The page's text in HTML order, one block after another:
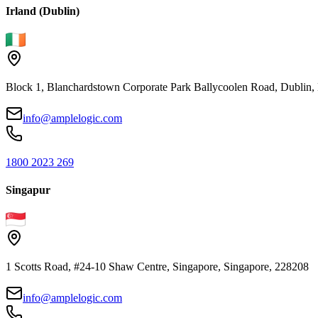
Irland (Dublin)
Block 1, Blanchardstown Corporate Park Ballycoolen Road,
info@amplelogic.com
1800 2023 269
Singapur
1 Scotts Road, #24-10 Shaw Centre, Singapore, Singapore, 228208
info@amplelogic.com